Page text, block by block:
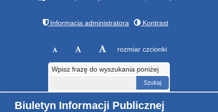
Informacja administratora Kontrast
rozmiar czcionki
Wpisz frazę do wyszukania poniżej
Biuletyn Informacji Publicznej